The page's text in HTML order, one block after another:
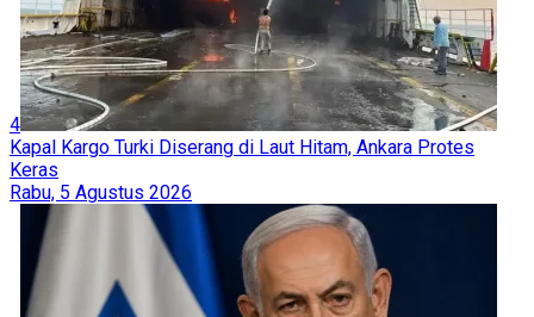
4
Kapal Kargo Turki Diserang di Laut Hitam, Ankara Protes
Keras
Rabu, 5 Agustus 2026